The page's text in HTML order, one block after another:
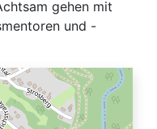
gehen mit
und -